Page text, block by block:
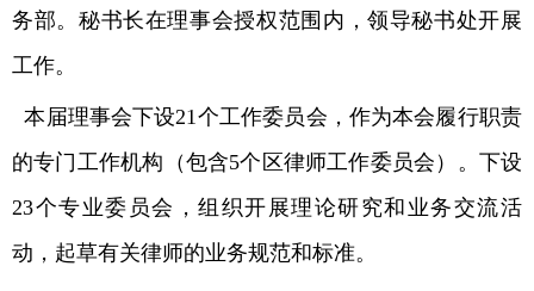
务部。秘书长在理事会授权范围内，领导秘书处开展
工作。
本届理事会下设21个工作委员会，作为本会履行职责
的专门工作机构（包含5个区律师工作委员会）。下设
23个专业委员会，组织开展理论研究和业务交流活
动，起草有关律师的业务规范和标准。